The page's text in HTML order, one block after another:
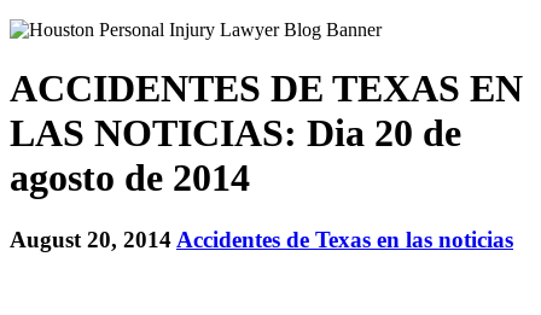
ACCIDENTES DE TEXAS EN
LAS NOTICIAS: Dia 20 de
agosto de 2014
August 20, 2014 Accidentes de Texas en las noticias